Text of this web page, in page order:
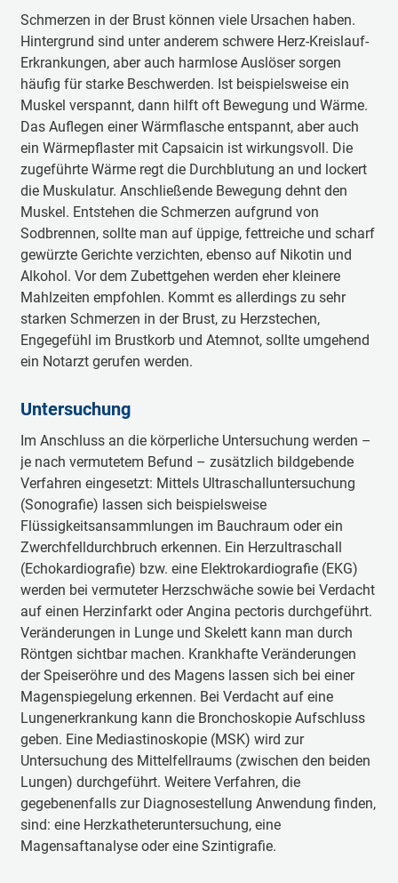
Schmerzen in der Brust können viele Ursachen haben.
Hintergrund sind unter anderem schwere Herz-Kreislauf-
Erkrankungen, aber auch harmlose Auslöser sorgen
häufig für starke Beschwerden. Ist beispielsweise ein
Muskel verspannt, dann hilft oft Bewegung und Wärme.
Das Auflegen einer Wärmflasche entspannt, aber auch
ein Wärmepflaster mit Capsaicin ist wirkungsvoll. Die
zugeführte Wärme regt die Durchblutung an und lockert
die Muskulatur. Anschließende Bewegung dehnt den
Muskel. Entstehen die Schmerzen aufgrund von
Sodbrennen, sollte man auf üppige, fettreiche und scharf
gewürzte Gerichte verzichten, ebenso auf Nikotin und
Alkohol. Vor dem Zubettgehen werden eher kleinere
Mahlzeiten empfohlen. Kommt es allerdings zu sehr
starken Schmerzen in der Brust, zu Herzstechen,
Engegefühl im Brustkorb und Atemnot, sollte umgehend
ein Notarzt gerufen werden.
Untersuchung
Im Anschluss an die körperliche Untersuchung werden –
je nach vermutetem Befund – zusätzlich bildgebende
Verfahren eingesetzt: Mittels Ultraschalluntersuchung
(Sonografie) lassen sich beispielsweise
Flüssigkeitsansammlungen im Bauchraum oder ein
Zwerchfelldurchbruch erkennen. Ein Herzultraschall
(Echokardiografie) bzw. eine Elektrokardiografie (EKG)
werden bei vermuteter Herzschwäche sowie bei Verdacht
auf einen Herzinfarkt oder Angina pectoris durchgeführt.
Veränderungen in Lunge und Skelett kann man durch
Röntgen sichtbar machen. Krankhafte Veränderungen
der Speiseröhre und des Magens lassen sich bei einer
Magenspiegelung erkennen. Bei Verdacht auf eine
Lungenerkrankung kann die Bronchoskopie Aufschluss
geben. Eine Mediastinoskopie (MSK) wird zur
Untersuchung des Mittelfellraums (zwischen den beiden
Lungen) durchgeführt. Weitere Verfahren, die
gegebenenfalls zur Diagnosestellung Anwendung finden,
sind: eine Herzkatheteruntersuchung, eine
Magensaftanalyse oder eine Szintigrafie.